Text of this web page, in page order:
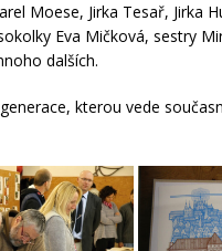
Moese, Jirka Tesař, Jirka
Eva Mičková, sestry
dalších.
kterou vede